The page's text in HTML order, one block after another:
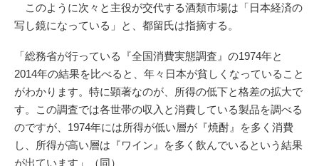
このように次々と主役が交代する酒類市場は「日本経済の
写し鏡になっている」と、都留氏は指摘する。
「総務省が行っている『全国消費実態調査』の1974年と
2014年の結果を比べると、年々日本が貧しくなっていること
がわかります。特に顕著なのが、所得の低下と格差の拡大で
す。この調査では各世帯の収入と消費している製品を調べる
のですが、1974年には所得が低い層が『焼酎』を多く消費
し、所得が高い層は『ワイン』を多く飲んでいるという結果
が出ています」（同）